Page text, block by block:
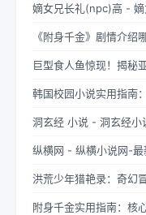
嫡女兄长礼(npc)高 - 嫡
《附身千金》剧情介绍
巨型食人鱼惊现！揭秘
韩国校园小说实用指南
洞玄经 小说 - 洞玄经小
纵横网 - 纵横小说网-
洪荒少年猎艳录：奇幻
附身千金实用指南：核